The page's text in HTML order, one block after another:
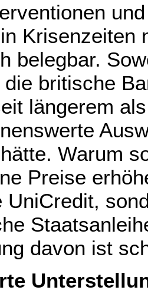
Krisenzeiten
belegbar.
britische
längerem
Warum
Preise
UniCredit,
davon ist